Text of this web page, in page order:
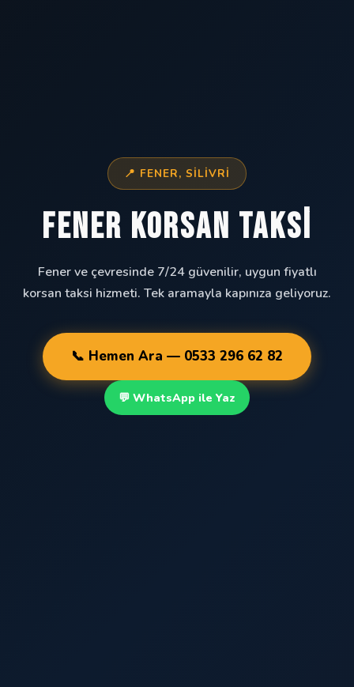
📍 FENER, SILIVRI
Fener Korsan Taksi
Fener ve çevresinde 7/24 güvenilir, uygun fiyatlı
korsan taksi hizmeti. Tek aramayla kapınıza geliyoruz.
📞 Hemen Ara — 0533 296 62 82
💬 WhatsApp ile Yaz